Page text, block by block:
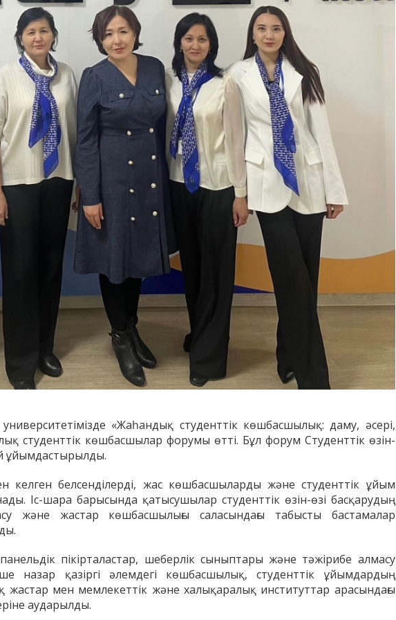
«Жаһандық студенттік көшбасшылық: даму, әсерi,
студенттік көшбасшылар форумы өтті. Бұл форум Студенттік өзін-
ұйымдастырылды.
келген белсенділерді, жас көшбасшыларды және студенттік ұйым
Іс-шара барысында қатысушылар студенттік өзін-өзі басқарудың
және жастар көшбасшылығы саласындағы табысты бастамалар
пікірталастар, шеберлік сыныптары және тәжірибе алмасу
назар қазіргі әлемдегі көшбасшылық, студенттік ұйымдардың
жастар мен мемлекеттік және халықаралық институттар арасындағы
аударылды.